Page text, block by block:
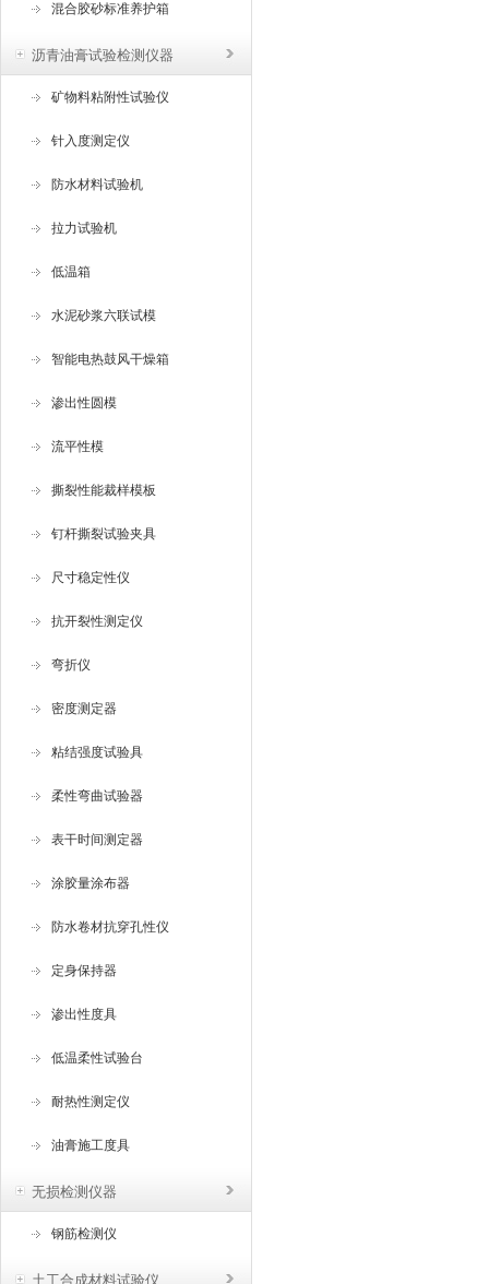
混合胶砂标准养护箱
沥青油膏试验检测仪器
矿物料粘附性试验仪
针入度测定仪
防水材料试验机
拉力试验机
低温箱
水泥砂浆六联试模
智能电热鼓风干燥箱
渗出性圆模
流平性模
撕裂性能裁样模板
钉杆撕裂试验夹具
尺寸稳定性仪
抗开裂性测定仪
弯折仪
密度测定器
粘结强度试验具
柔性弯曲试验器
表干时间测定器
涂胶量涂布器
防水卷材抗穿孔性仪
定身保持器
渗出性度具
低温柔性试验台
耐热性测定仪
油膏施工度具
无损检测仪器
钢筋检测仪
土工合成材料试验仪